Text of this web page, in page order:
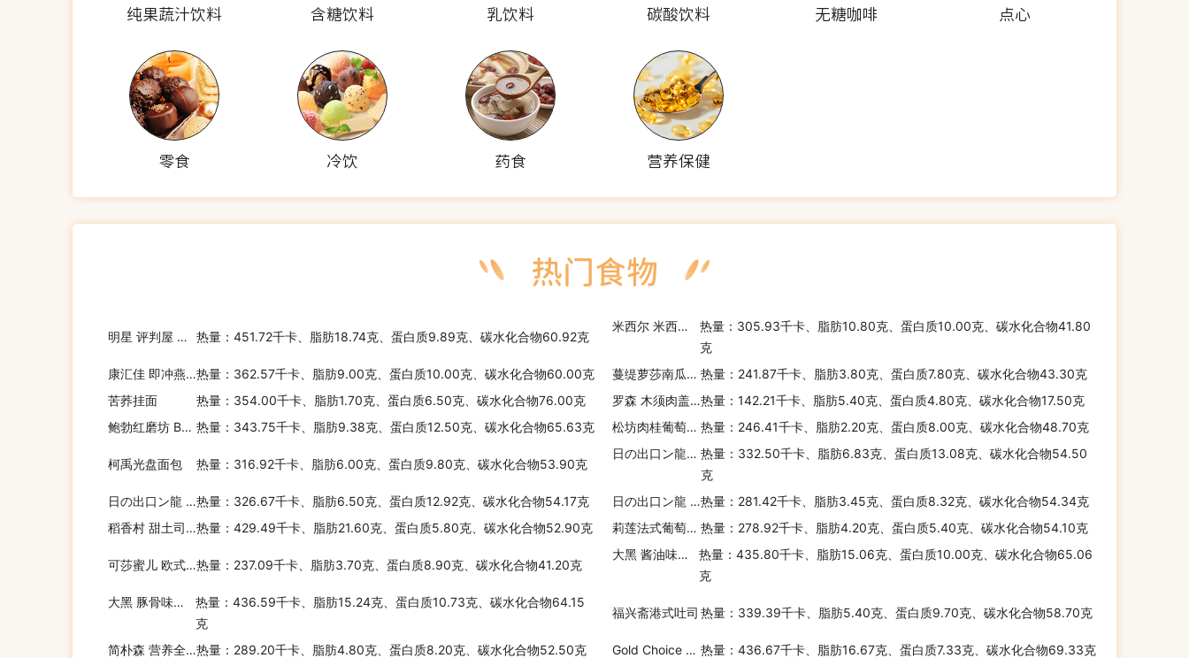
纯果蔬汁饮料 含糖饮料 乳饮料 碳酸饮料 无糖咖啡 点心
零食 冷饮 药食 营养保健
明星 评判屋 中华拉面(酱油味) 热量：451.72千卡、脂肪18.74克、蛋白质9.89克、碳水化合物60.92克
米西尔 米西尓手撕面包
热量：305.93千卡、脂肪10.80克、蛋白质10.00克、碳水化合物41.80
克
康汇佳 即冲燕麦片热量：362.57千卡、脂肪9.00克、蛋白质10.00克、碳水化合物60.00克 蔓缇萝莎南瓜吐司切片面包 热量：241.87千卡、脂肪3.80克、蛋白质7.80克、碳水化合物43.30克
苦荞挂面
热量：354.00千卡、脂肪1.70克、蛋白质6.50克、碳水化合物76.00克 罗森 木须肉盖浇饭热量：142.21千卡、脂肪5.40克、蛋白质4.80克、碳水化合物17.50克
鲍勃红磨坊 BOB'SREDMILL传统乡村风味早餐麦片 热量：343.75千卡、脂肪9.38克、蛋白质12.50克、碳水化合物65.63克 松坊肉桂葡萄百吉饼 热量：246.41千卡、脂肪2.20克、蛋白质8.00克、碳水化合物48.70克
柯禹光盘面包 热量：316.92千卡、脂肪6.00克、蛋白质9.80克、碳水化合物53.90克
日の出口ン龍 日の出 つけ龍 即席中华拉面(豚骨酱油味) 热量：332.50千卡、脂肪6.83克、蛋白质13.08克、碳水化合物54.50
克
日の出口ン龍 日の出 つけ龍 即席中华拉面(鱼介酱油味)热量：326.67千卡、脂肪6.50克、蛋白质12.92克、碳水化合物54.17克 日の出口ン龍 日の出 口ン龍 即席中华拉面(芝麻盐味)热量：281.42千卡、脂肪3.45克、蛋白质8.32克、碳水化合物54.34克
稻香村 甜土司面包(豆沙味)热量：429.49千卡、脂肪21.60克、蛋白质5.80克、碳水化合物52.90克 莉莲法式葡萄面包 热量：278.92千卡、脂肪4.20克、蛋白质5.40克、碳水化合物54.10克
可莎蜜儿 欧式软面包爵巴塔(黑橄榄味)热量：237.09千卡、脂肪3.70克、蛋白质8.90克、碳水化合物41.20克
大黑 酱油味即食拉面
热量：435.80千卡、脂肪15.06克、蛋白质10.00克、碳水化合物65.06
克
大黑 豚骨味即食拉面
热量：436.59千卡、脂肪15.24克、蛋白质10.73克、碳水化合物64.15
克
福兴斋港式吐司 热量：339.39千卡、脂肪5.40克、蛋白质9.70克、碳水化合物58.70克
简朴森 营养全麦吐司热量：289.20千卡、脂肪4.80克、蛋白质8.20克、碳水化合物52.50克 Gold Choice 金宝 即溶螺旋藻麦片 热量：436.67千卡、脂肪16.67克、蛋白质7.33克、碳水化合物69.33克